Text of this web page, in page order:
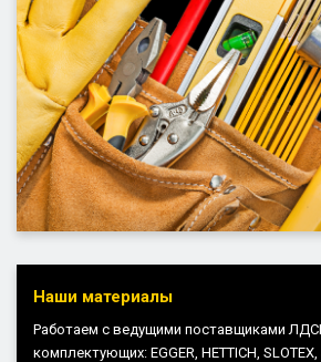
Наши материалы
Работаем с ведущими поставщиками
комплектующих: EGGER, HETTICH, SLOTEX,